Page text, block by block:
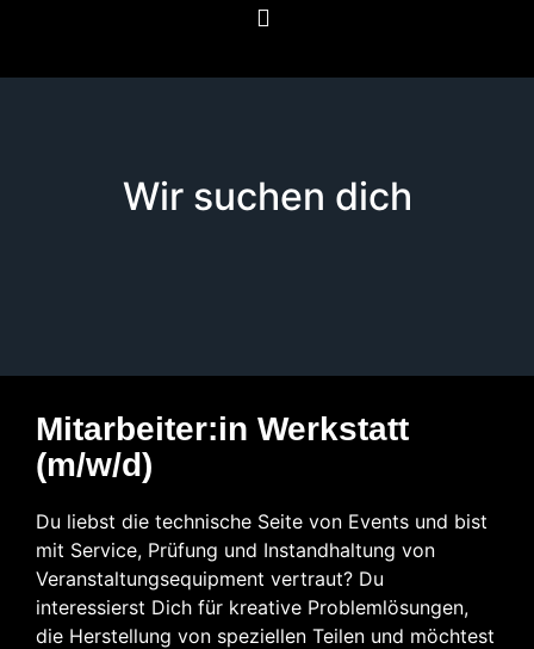
Wir suchen dich
Mitarbeiter:in Werkstatt
(m/w/d)
Du liebst die technische Seite von Events und bist
mit Service, Prüfung und Instandhaltung von
Veranstaltungsequipment vertraut? Du
interessierst Dich für kreative Problemlösungen,
die Herstellung von speziellen Teilen und möchtest